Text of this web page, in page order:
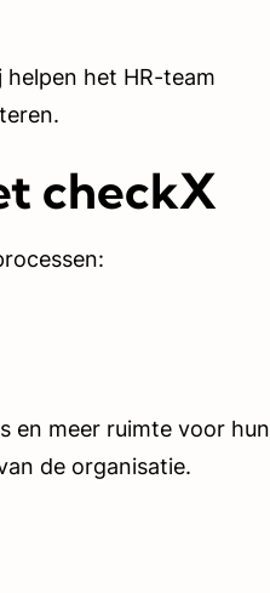
het HR-team
checkX
en meer ruimte voor hun
de organisatie.